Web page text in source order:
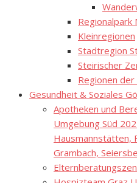
Regionalpark
Kleinregionen
Stadtregion
Steirischer
Regionen
Gesundheit & Soziales
Apotheken und
Umgebung Süd
Hausmannstätten,
Grambach,